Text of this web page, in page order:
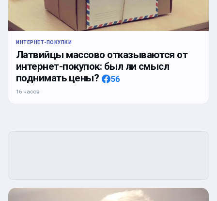
ИНТЕРНЕТ-ПОКУПКИ
Латвийцы массово отказываются от
интернет-покупок: был ли смысл
поднимать цены?
56
16 часов